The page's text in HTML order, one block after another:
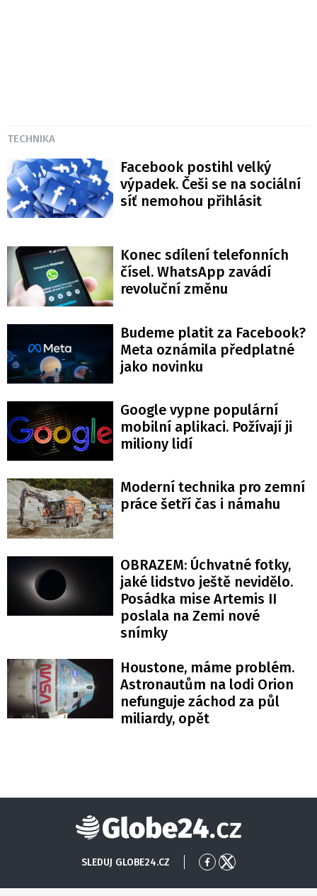
TECHNIKA
Facebook postihl velký
výpadek. Češi se na sociální
síť nemohou přihlásit
Konec sdílení telefonních
čísel. WhatsApp zavádí
revoluční změnu
Budeme platit za Facebook?
Meta oznámila předplatné
jako novinku
Google vypne populární
mobilní aplikaci. Požívají ji
miliony lidí
Moderní technika pro zemní
práce šetří čas i námahu
OBRAZEM: Úchvatné fotky,
jaké lidstvo ještě nevidělo.
Posádka mise Artemis II
poslala na Zemi nové
snímky
Houstone, máme problém.
Astronautům na lodi Orion
nefunguje záchod za půl
miliardy, opět
Globe24
SLEDUJ GLOBE24.CZ
Přejít
Facebook
Přejít
X